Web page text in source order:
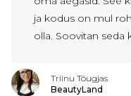
ja kodus on mul
olla. Soovitan seda
Triinu Tõugjas
BeautyLand